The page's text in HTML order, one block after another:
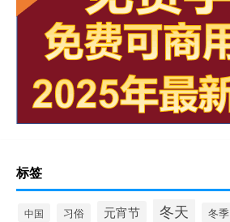
标签
中国 习俗 元宵节 冬天 冬季